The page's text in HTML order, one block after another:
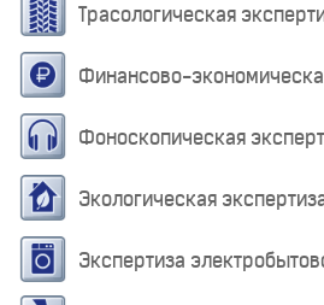
Трасологическая
Финансово-
Фоноскопическая
Экологическая
Экспертиза